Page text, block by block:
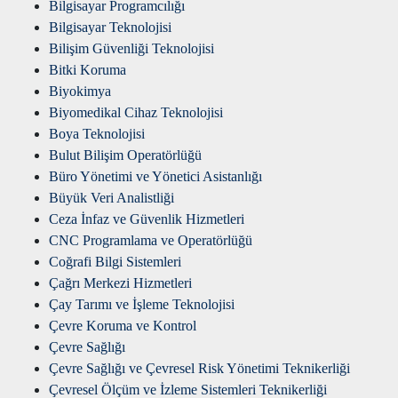
Bilgisayar Programcılığı
Bilgisayar Teknolojisi
Bilişim Güvenliği Teknolojisi
Bitki Koruma
Biyokimya
Biyomedikal Cihaz Teknolojisi
Boya Teknolojisi
Bulut Bilişim Operatörlüğü
Büro Yönetimi ve Yönetici Asistanlığı
Büyük Veri Analistliği
Ceza İnfaz ve Güvenlik Hizmetleri
CNC Programlama ve Operatörlüğü
Coğrafi Bilgi Sistemleri
Çağrı Merkezi Hizmetleri
Çay Tarımı ve İşleme Teknolojisi
Çevre Koruma ve Kontrol
Çevre Sağlığı
Çevre Sağlığı ve Çevresel Risk Yönetimi Teknikerliği
Çevresel Ölçüm ve İzleme Sistemleri Teknikerliği